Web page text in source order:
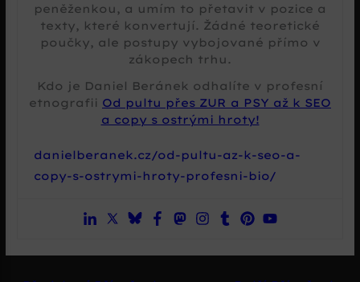
peněženkou, a umím to přetavit v pozice a
texty, které konvertují. Žádné teoretické
poučky, ale postupy vybojované přímo v
zákopech trhu.
Kdo je Daniel Beránek odhalíte v profesní
etnografii Od pultu přes ZUR a PSY až k SEO
a copy s ostrými hroty!
danielberanek.cz/od-pultu-az-k-seo-a-
copy-s-ostrymi-hroty-profesni-bio/